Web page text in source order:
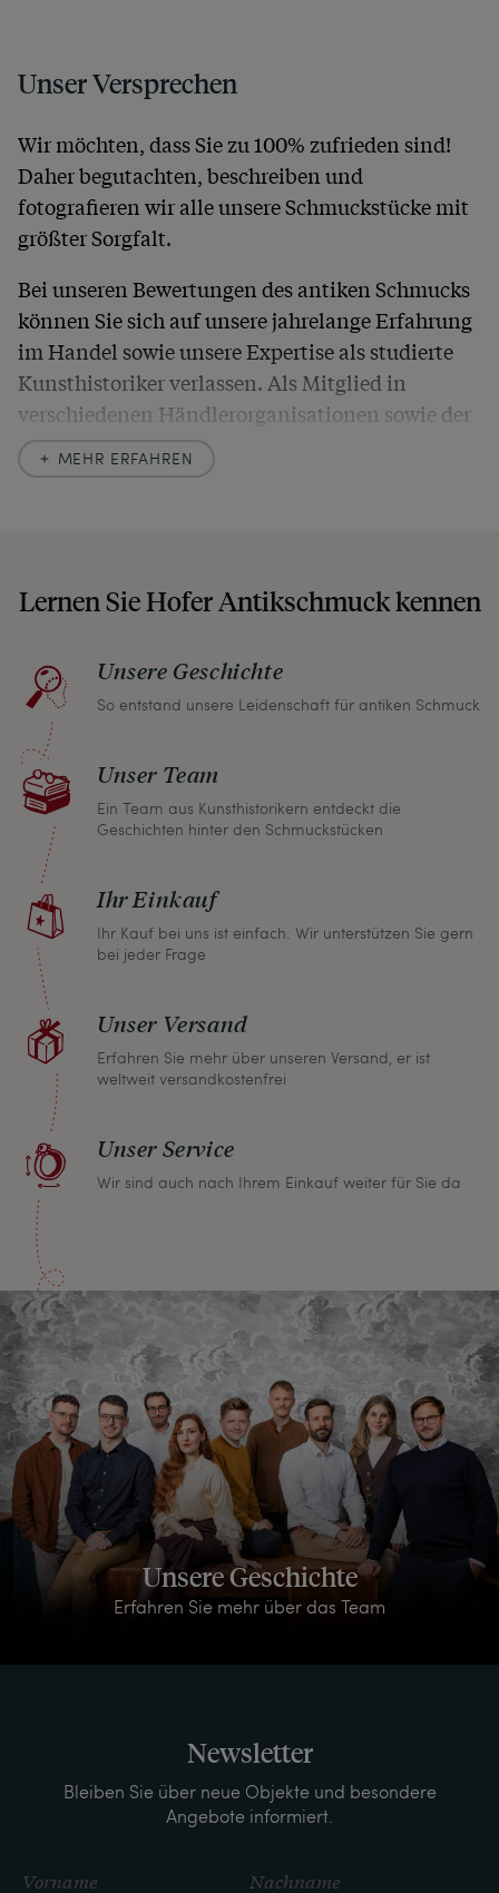
Unser Versprechen
Wir möchten, dass Sie zu 100% zufrieden sind!
Daher begutachten, beschreiben und
fotografieren wir alle unsere Schmuckstücke mit
größter Sorgfalt.
Bei unseren Bewertungen des antiken Schmucks
können Sie sich auf unsere jahrelange Erfahrung
im Handel sowie unsere Expertise als studierte
Kunsthistoriker verlassen. Als Mitglied in
verschiedenen Händlerorganisationen sowie der
Sie, wenn unser Paket zu Ihnen kommt, keine
müssen.
Sollten Sie aus irgendeinem Grund doch einmal
nicht zufrieden sein, nehmen Sie bitte mit uns
Kontakt auf und wir finden umgehend eine
gemeinsame Lösung. Unabhängig davon können
Sie innerhalb von einem Monat jeden Artikel
zurückgeben und wir erstatten Ihnen den vollen
Kaufpreis.
MEHR ERFAHREN
Lernen Sie Hofer Antikschmuck kennen
Unsere Geschichte
So entstand unsere Leidenschaft für antiken Schmuck
Unser Team
Ein Team aus Kunsthistorikern entdeckt die
Geschichten hinter den Schmuckstücken
Ihr Einkauf
Ihr Kauf bei uns ist einfach. Wir unterstützen Sie gern
bei jeder Frage
Unser Versand
Erfahren Sie mehr über unseren Versand, er ist
weltweit versandkostenfrei
Unser Service
Wir sind auch nach Ihrem Einkauf weiter für Sie da
Unsere Geschichte
Erfahren Sie mehr über das Team
Newsletter
Bleiben Sie über neue Objekte und besondere
Angebote informiert.